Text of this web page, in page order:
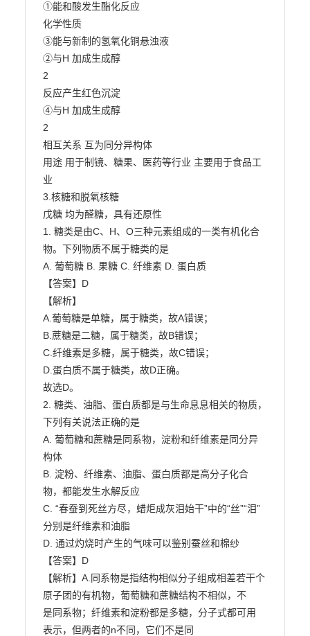
①能和酸发生酯化反应
化学性质
③能与新制的氢氧化铜悬浊液
②与H 加成生成醇
2
反应产生红色沉淀
④与H 加成生成醇
2
相互关系 互为同分异构体
用途 用于制镜、糖果、医药等行业 主要用于食品工
业
3.核糖和脱氧核糖
戊糖 均为醛糖，具有还原性
1. 糖类是由C、H、O三种元素组成的一类有机化合
物。下列物质不属于糖类的是
A. 葡萄糖 B. 果糖 C. 纤维素 D. 蛋白质
【答案】D
【解析】
A.葡萄糖是单糖，属于糖类，故A错误；
B.蔗糖是二糖，属于糖类，故B错误；
C.纤维素是多糖，属于糖类，故C错误；
D.蛋白质不属于糖类，故D正确。
故选D。
2. 糖类、油脂、蛋白质都是与生命息息相关的物质，
下列有关说法正确的是
A. 葡萄糖和蔗糖是同系物，淀粉和纤维素是同分异
构体
B. 淀粉、纤维素、油脂、蛋白质都是高分子化合
物，都能发生水解反应
C. “春蚕到死丝方尽，蜡炬成灰泪始干”中的“丝”“泪”
分别是纤维素和油脂
D. 通过灼烧时产生的气味可以鉴别蚕丝和棉纱
【答案】D
【解析】A.同系物是指结构相似分子组成相差若干个
原子团的有机物，葡萄糖和蔗糖结构不相似，不
是同系物；纤维素和淀粉都是多糖，分子式都可用
表示，但两者的n不同，它们不是同